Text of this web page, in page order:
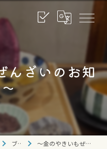
んざいのお知
ブログ 〜金のやきいもぜんざいのお知らせ〜